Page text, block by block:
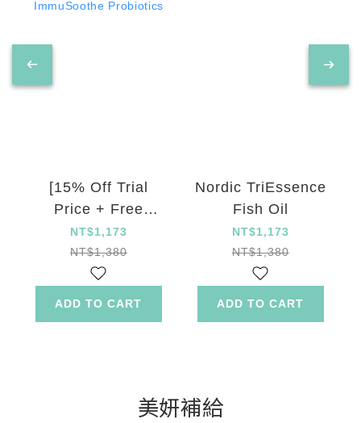
[15% Off Trial
Price + Free
Shipping]
ImmuSoothe
Probiotics
NT$1,173
NT$1,380
ADD TO CART
Nordic TriEssence
Fish Oil
NT$1,173
NT$1,380
ADD TO CART
美妍補給